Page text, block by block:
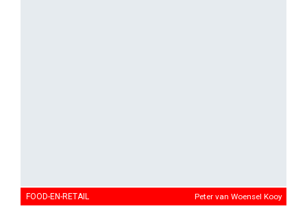
FOOD-EN-RETAIL Peter van Woensel Kooy